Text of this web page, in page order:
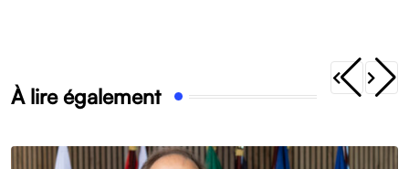
À lire également